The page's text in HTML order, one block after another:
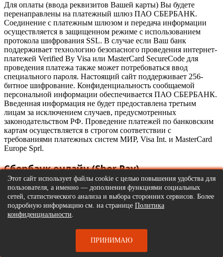
Для оплаты (ввода реквизитов Вашей карты) Вы будете
перенаправлены на платежный шлюз ПАО СБЕРБАНК.
Соединение с платежным шлюзом и передача информации
осуществляется в защищенном режиме с использованием
протокола шифрования SSL. В случае если Ваш банк
поддерживает технологию безопасного проведения интернет-
платежей Verified By Visa или MasterCard SecureCode для
проведения платежа также может потребоваться ввод
специального пароля. Настоящий сайт поддерживает 256-
битное шифрование. Конфиденциальность сообщаемой
персональной информации обеспечивается ПАО СБЕРБАНК.
Введенная информация не будет предоставлена третьим
лицам за исключением случаев, предусмотренных
законодательством РФ. Проведение платежей по банковским
картам осуществляется в строгом соответствии с
требованиями платежных систем МИР, Visa Int. и MasterCard
Europe Sprl.
Сбербанк онлайн (Sber Pay)
Простой и безопасный способ. Оплачиваете заказ через
личный кабинет Сбер Онлайн или в приложении Сбер
Онлайн. Оплата полностью официальная и безопасная - чек
Этот сайт использует файлы cookie с целью повышения удобства для
пользователя, а именно — дополнения функциями социальных
сетей, статистического анализа и выбора сторонних сервисов. Более
подробную информацию см. на странице Политика
конфиденциальности.
ПРИНИМАЮ